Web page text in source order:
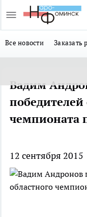
Все новости Заказать
Вадим
победителей
чемпионата
12 сентября 2015